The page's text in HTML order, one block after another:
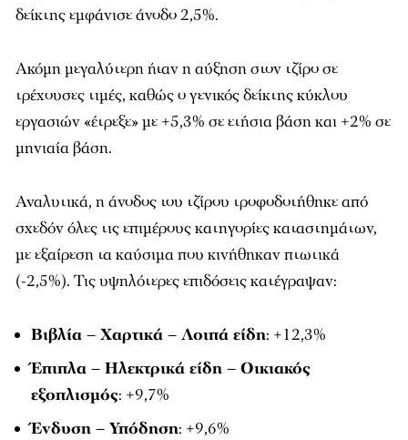
δείκτης εμφάνισε άνοδο 2,5%.
Ακόμη μεγαλύτερη ήταν η αύξηση στον τζίρο σε
τρέχουσες τιμές, καθώς ο γενικός δείκτης κύκλου
εργασιών «έτρεξε» με +5,3% σε ετήσια βάση και +2% σε
μηνιαία βάση.
Αναλυτικά, η άνοδος του τζίρου τροφοδοτήθηκε από
σχεδόν όλες τις επιμέρους κατηγορίες καταστημάτων,
με εξαίρεση τα καύσιμα που κινήθηκαν πτωτικά
(-2,5%). Τις υψηλότερες επιδόσεις κατέγραψαν:
Βιβλία – Χαρτικά – Λοιπά είδη: +12,3%
Έπιπλα – Ηλεκτρικά είδη – Οικιακός
εξοπλισμός: +9,7%
Ένδυση – Υπόδηση: +9,6%